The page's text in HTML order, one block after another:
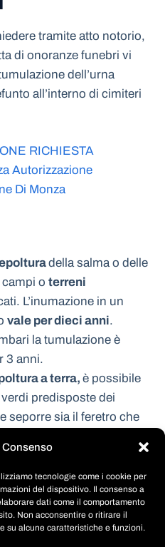
tecnologie come i cookie per
del dispositivo. Il consenso a
dati come il comportamento
Non acconsentire o ritirare il
su alcune caratteristiche e funzioni.
tramite atto notorio,
di onoranze funebri vi
dell’urna
all’interno di cimiteri
RICHIESTA
Autorizzazione
Di Monza
della salma o delle
campi o terreni
L’inumazione in un
vale per dieci anni.
la tumulazione è
3 anni.
a terra, è possibile
predisposte dei
seporre sia il feretro che
anni, dopo di che si
ordinaria ed alla
del posto.